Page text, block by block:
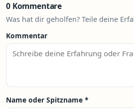
0 Kommentare
Was hat dir geholfen? Teile deine
Kommentar
Name oder Spitzname *